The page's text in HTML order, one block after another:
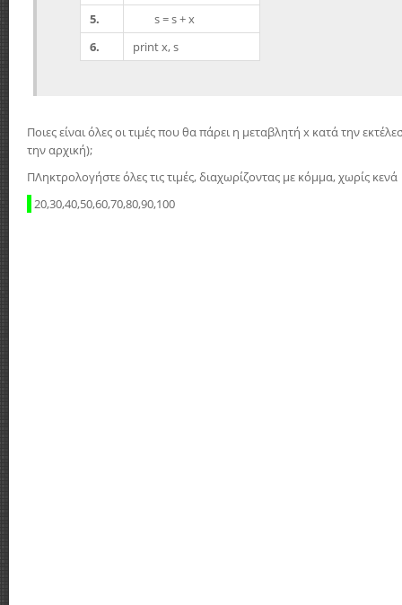
5.
s = s + x
6.
print x, s
Ποιες είναι όλες οι τιμές που θα πάρει η μεταβλητή x κατά την
την αρχική);
ΠΛηκτρολογήστε όλες τις τιμές, διαχωρίζοντας με κόμμα, χωρίς κενά
20,30,40,50,60,70,80,90,100